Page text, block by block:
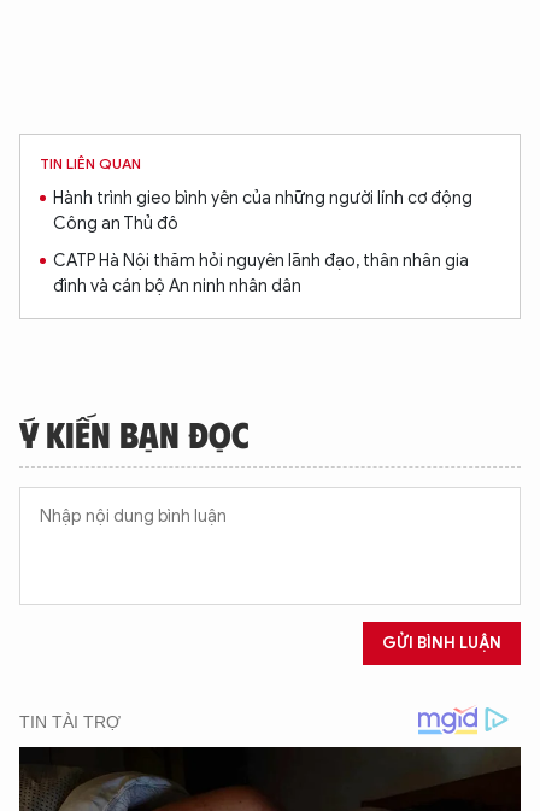
TIN LIÊN QUAN
Hành trình gieo bình yên của những người lính cơ động
Công an Thủ đô
CATP Hà Nội thăm hỏi nguyên lãnh đạo, thân nhân gia
đình và cán bộ An ninh nhân dân
Ý KIẾN BẠN ĐỌC
GỬI BÌNH LUẬN
TÔI LÀ CHATBOT CỦA
An Ninh Thủ Đô nhé. Tôi sẵn sàng hỗ trợ!